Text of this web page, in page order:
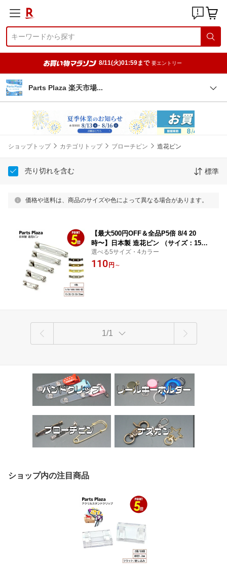
8/11(火)01:59まで 要エントリー
Parts Plaza 楽天市場
ショップトップ カテゴリトップ ブローチピン 造花ピン
売り切れを含む 標準
価格や送料は、商品のサイズや色によって異なる場合があります。
【最大500円OFF＆全品P5倍 8/4 20
時〜】日本製 造花ピン （サイズ：15m
m/20mm/25mm/30mm/35mm）（数
量：5個/50個/1000個2000/個） （カラ
選べる5サイズ・4カラー
110円 ～
1/1
ショップ内の注目商品